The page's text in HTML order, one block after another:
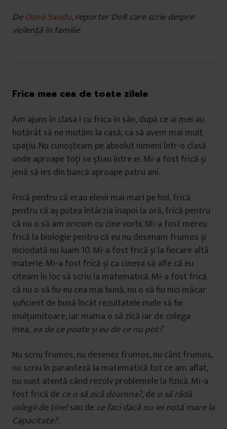
DeOana Sandu, reporter DoR care scrie despre
violență în familie
Frica mea cea de toate zilele
Am ajuns în clasa I cu frica în sân, după ce ai mei au
hotărât să ne mutăm la casă, ca să avem mai mult
spațiu. Nu cunoșteam pe absolut nimeni într-o clasă
unde aproape toți se știau între ei. Mi-a fost frică și
jenă să ies din bancă aproape patru ani.
Frică pentru că erau elevii mai mari pe hol, frică
pentru că aș putea întârzia înapoi la oră, frică pentru
că nu o să am oricum cu cine vorbi. Mi-a fost mereu
frică la biologie pentru că eu nu desenam frumos și
niciodată nu luam 10. Mi-a fost frică și la fiecare altă
materie. Mi-a fost frică și ca cineva să afle că eu
citeam în loc să scriu la matematică. Mi-a fost frică
că nu o să fiu eu cea mai bună, nu o să fiu nici măcar
suficient de bună încât rezultatele mele să fie
mulțumitoare, iar mama o să zică iar de colega
mea, ea de ce poate și eu de ce nu pot?
Nu scriu frumos, nu desenez frumos, nu cânt frumos,
nu scriu în paranteză la matematică tot ce am aflat,
nu sunt atentă când rezolv problemele la fizică. Mi-a
fost frică de ce o să zică doamna?, de o să râdă
colegii de tine!sau de ce faci dacă nu iei notă mare la
Capacitate?.